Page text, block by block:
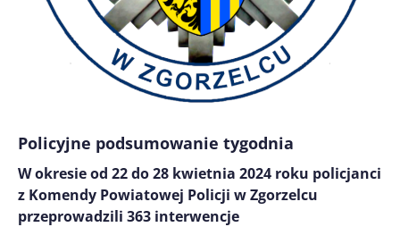
Policyjne podsumowanie tygodnia
W okresie od 22 do 28 kwietnia 2024 roku policjanci
z Komendy Powiatowej Policji w Zgorzelcu
przeprowadzili 363 interwencje